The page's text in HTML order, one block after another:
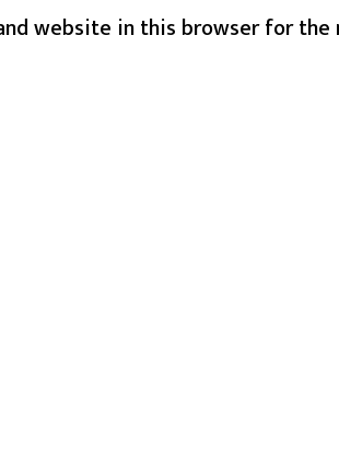
website in this browser for